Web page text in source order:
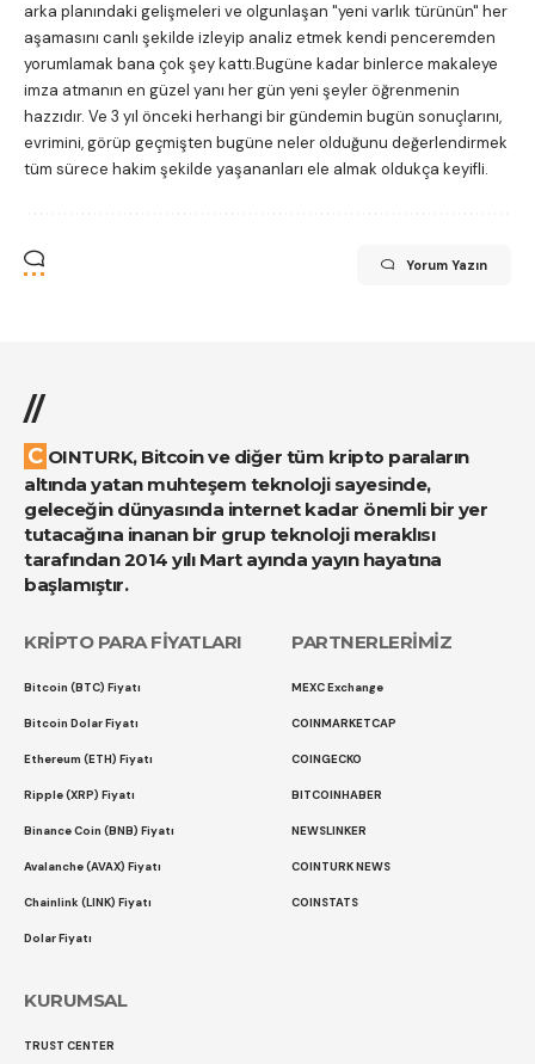
arka planındaki gelişmeleri ve olgunlaşan "yeni varlık türünün" her
aşamasını canlı şekilde izleyip analiz etmek kendi penceremden
yorumlamak bana çok şey kattı.Bugüne kadar binlerce makaleye
imza atmanın en güzel yanı her gün yeni şeyler öğrenmenin
hazzıdır. Ve 3 yıl önceki herhangi bir gündemin bugün sonuçlarını,
evrimini, görüp geçmişten bugüne neler olduğunu değerlendirmek
tüm sürece hakim şekilde yaşananları ele almak oldukça keyifli.
Yorum Yazın
//
COINTURK, Bitcoin ve diğer tüm kripto paraların
altında yatan muhteşem teknoloji sayesinde,
geleceğin dünyasında internet kadar önemli bir yer
tutacağına inanan bir grup teknoloji meraklısı
tarafından 2014 yılı Mart ayında yayın hayatına
başlamıştır.
KRİPTO PARA FİYATLARI
Bitcoin (BTC) Fiyatı
Bitcoin Dolar Fiyatı
Ethereum (ETH) Fiyatı
Ripple (XRP) Fiyatı
Binance Coin (BNB) Fiyatı
Avalanche (AVAX) Fiyatı
Chainlink (LINK) Fiyatı
Dolar Fiyatı
PARTNERLERİMİZ
MEXC Exchange
COINMARKETCAP
COINGECKO
BITCOINHABER
NEWSLINKER
COINTURK NEWS
COINSTATS
KURUMSAL
TRUST CENTER